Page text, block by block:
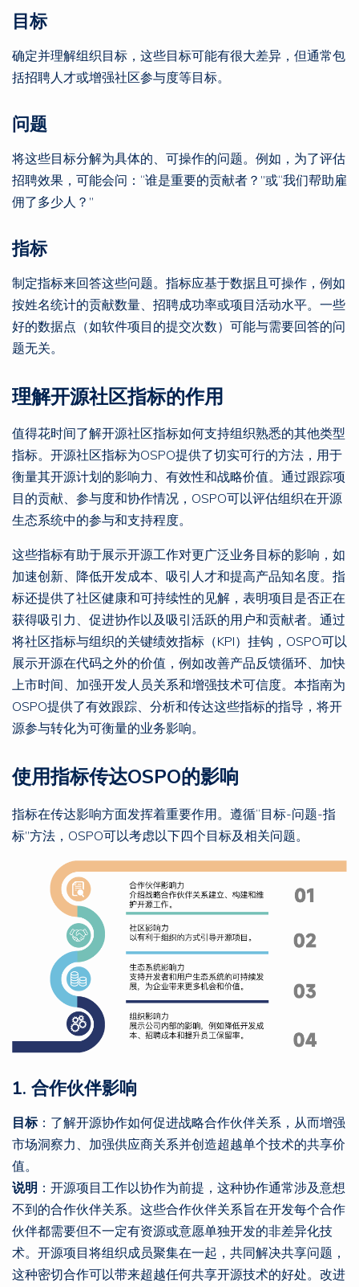
目标
确定并理解组织目标，这些目标可能有很大差异，但通常包
括招聘人才或增强社区参与度等目标。
问题
将这些目标分解为具体的、可操作的问题。例如，为了评估
招聘效果，可能会问：“谁是重要的贡献者？”或“我们帮助雇
佣了多少人？”
指标
制定指标来回答这些问题。指标应基于数据且可操作，例如
按姓名统计的贡献数量、招聘成功率或项目活动水平。一些
好的数据点（如软件项目的提交次数）可能与需要回答的问
题无关。
理解开源社区指标的作用
值得花时间了解开源社区指标如何支持组织熟悉的其他类型
指标。开源社区指标为OSPO提供了切实可行的方法，用于
衡量其开源计划的影响力、有效性和战略价值。通过跟踪项
目的贡献、参与度和协作情况，OSPO可以评估组织在开源
生态系统中的参与和支持程度。
这些指标有助于展示开源工作对更广泛业务目标的影响，如
加速创新、降低开发成本、吸引人才和提高产品知名度。指
标还提供了社区健康和可持续性的见解，表明项目是否正在
获得吸引力、促进协作以及吸引活跃的用户和贡献者。通过
将社区指标与组织的关键绩效指标（KPI）挂钩，OSPO可以
展示开源在代码之外的价值，例如改善产品反馈循环、加快
上市时间、加强开发人员关系和增强技术可信度。本指南为
OSPO提供了有效跟踪、分析和传达这些指标的指导，将开
源参与转化为可衡量的业务影响。
使用指标传达OSPO的影响
指标在传达影响方面发挥着重要作用。遵循“目标-问题-指
标”方法，OSPO可以考虑以下四个目标及相关问题。
1. 合作伙伴影响
目标：了解开源协作如何促进战略合作伙伴关系，从而增强
市场洞察力、加强供应商关系并创造超越单个技术的共享价
值。
说明 ：开源项目工作以协作为前提，这种协作通常涉及意想
不到的合作伙伴关系。这些合作伙伴关系旨在开发每个合作
伙伴都需要但不一定有资源或意愿单独开发的非差异化技
术。开源项目将组织成员聚集在一起，共同解决共享问题，
这种密切合作可以带来超越任何共享开源技术的好处。改进